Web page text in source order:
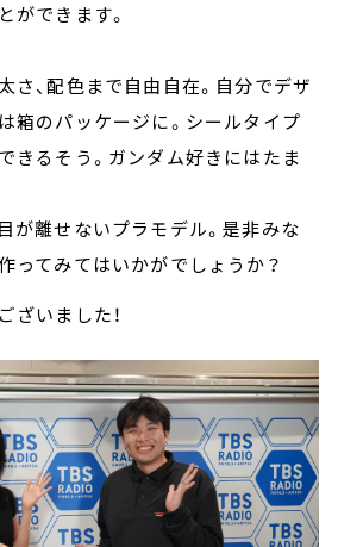
ができます。
さ、配色まで自由自在。自分でデザ
箱のパッケージに。シールタイプ
きるそう。ガンダム好きにはたま
が離せないプラモデル。是非みな
ってみてはいかがでしょうか？
ざいました！